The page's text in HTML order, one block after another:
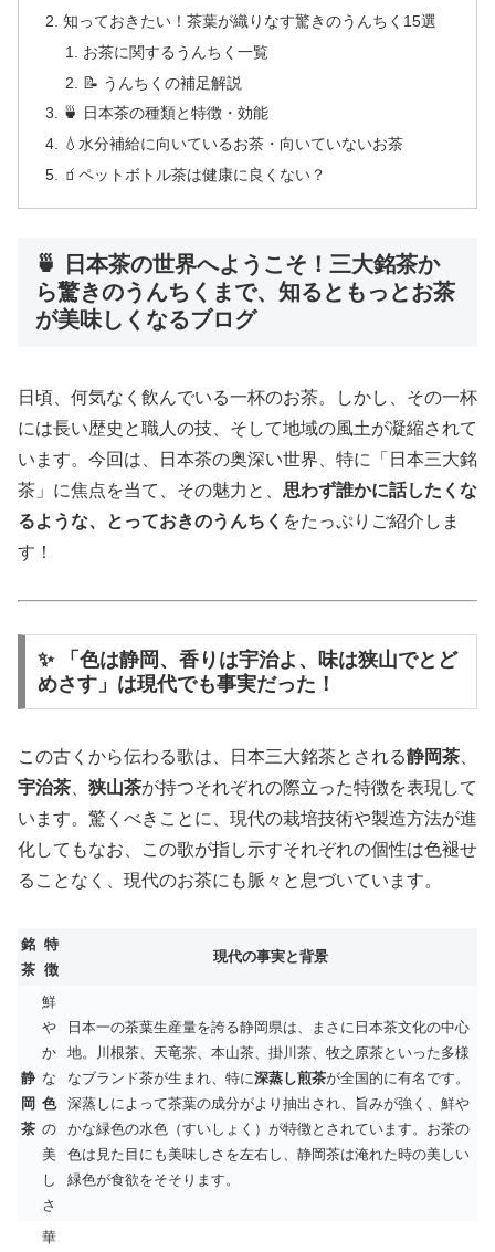
知っておきたい！茶葉が織りなす驚きのうんちく15選
お茶に関するうんちく一覧
📝 うんちくの補足解説
🍵 日本茶の種類と特徴・効能
💧水分補給に向いているお茶・向いていないお茶
🧃ペットボトル茶は健康に良くない？
🍵 日本茶の世界へようこそ！三大銘茶か
ら驚きのうんちくまで、知るともっとお茶
が美味しくなるブログ
日頃、何気なく飲んでいる一杯のお茶。しかし、その一杯
には長い歴史と職人の技、そして地域の風土が凝縮されて
います。今回は、日本茶の奥深い世界、特に「日本三大銘
茶」に焦点を当て、その魅力と、 思わず誰かに話したくな
るような、とっておきのうんちく をたっぷりご紹介しま
す！
✨ 「色は静岡、香りは宇治よ、味は狭山でとど
めさす」は現代でも事実だった！
この古くから伝わる歌は、日本三大銘茶とされる静岡茶
宇治茶
狭山茶が持つそれぞれの際立った特徴を表現して
います。驚くべきことに、現代の栽培技術や製造方法が進
化してもなお、この歌が指し示すそれぞれの個性は色褪せ
ることなく、現代のお茶にも脈々と息づいています。
銘
茶
特
徴
現代の事実と背景
静
岡
茶
鮮
や
か
な
色
の
美
し
さ
日本一の茶葉生産量を誇る静岡県は、まさに日本茶文化の中心
地。川根茶、天竜茶、本山茶、掛川茶、牧之原茶といった多様
なブランド茶が生まれ、特に深蒸し煎茶が全国的に有名です。
深蒸しによって茶葉の成分がより抽出され、旨みが強く、鮮や
かな緑色の水色（すいしょく）が特徴とされています。お茶の
色は見た目にも美味しさを左右し、静岡茶は淹れた時の美しい
緑色が食欲をそそります。
華